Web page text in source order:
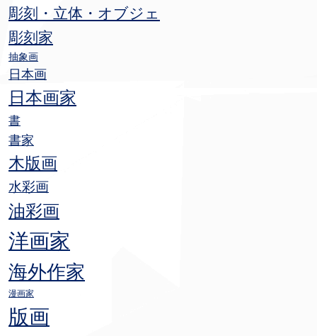
彫刻・立体・オブジェ
彫刻家
抽象画
日本画
日本画家
書
書家
木版画
水彩画
油彩画
洋画家
海外作家
漫画家
版画